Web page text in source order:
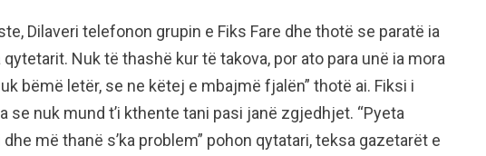
Dilaveri telefonon grupin e Fiks Fare dhe thotë se paratë ia
Nuk të thashë kur të takova, por ato para unë ia mora
bëmë letër, se ne këtej e mbajmë fjalën” thotë ai. Fiksi i
se nuk mund t’i kthente tani pasi janë zgjedhjet. “Pyeta
më thanë s’ka problem” pohon qytatari, teksa gazetarët e